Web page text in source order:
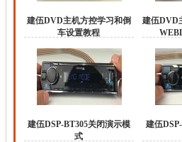
建伍DVD主机方控学习和倒
车设置教程
建伍DVD
建伍DSP-BT305关闭演示模
式
建伍